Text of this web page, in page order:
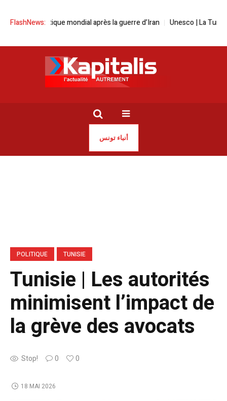
FlashNews:
énergétique mondial après la guerre d’Iran Unesco | La Tunisie
أنباء تونس
POLITIQUE TUNISIE
Tunisie | Les autorités
minimisent l’impact de
la grève des avocats
Stop! 0 0
18 MAI 2026